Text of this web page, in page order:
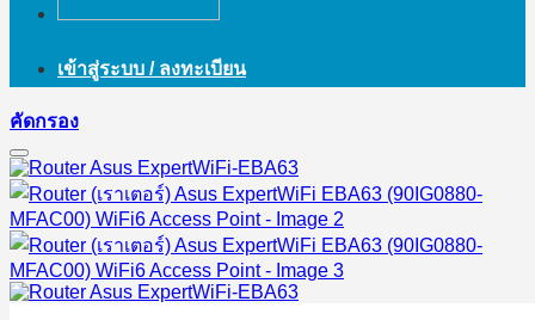
เข้าสู่ระบบ / ลงทะเบียน
คัดกรอง